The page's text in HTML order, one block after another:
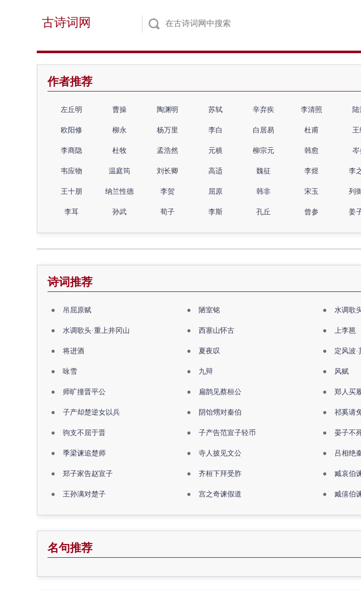
古诗词网
作者推荐
左丘明 曹操 陶渊明 苏轼 辛弃疾 李清照
欧阳修 柳永 杨万里 李白 白居易 杜甫 王
李商隐 杜牧 孟浩然 元稹 柳宗元 韩愈 岑
韦应物 温庭筠 刘长卿 高适 魏征 李煜 李
王十朋 纳兰性德 李贺 屈原 韩非 宋玉 列
李耳 孙武 荀子 李斯 孔丘 曾参 姜
诗词推荐
吊屈原赋 陋室铭 水调歌
水调歌头·重上井冈山 西塞山怀古 上李邕
将进酒 夏夜叹 定风波
咏雪 九辩 风赋
师旷撞晋平公 扁鹊见蔡桓公 郑人买
子产却楚逆女以兵 阴饴甥对秦伯 祁奚请
驹支不屈于晋 子产告范宣子轻币 晏子不
季梁谏追楚师 寺人披见文公 吕相绝
郑子家告赵宣子 齐桓下拜受胙 臧哀伯
王孙满对楚子 宫之奇谏假道 臧僖伯
名句推荐